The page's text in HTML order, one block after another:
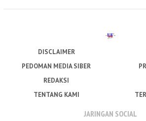
DISCLAIMER
PEDOMAN MEDIA SIBER
REDAKSI
TENTANG KAMI
JARINGAN SOCIAL